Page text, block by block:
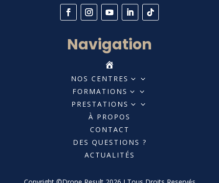
Navigation
NOS CENTRES 3
FORMATIONS 3
PRESTATIONS 3
À PROPOS
CONTACT
DES QUESTIONS ?
ACTUALITÉS